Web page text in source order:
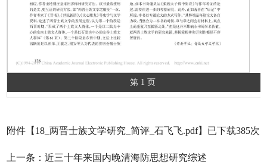
第 1 页
附件【 18_两晋士族文学研究_简评_石飞飞.pdf】已下载385次
上一条：近三十年来国内晚清海防思想研究综述